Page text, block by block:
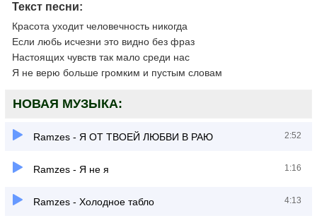
Текст песни:
Красота уходит человечность никогда
Если любь исчезни это видно без фраз
Настоящих чувств так мало среди нас
Я не верю больше громким и пустым словам
НОВАЯ МУЗЫКА:
Ramzes - Я ОТ ТВОЕЙ ЛЮБВИ В РАЮ 2:52
Ramzes - Я не я 1:16
Ramzes - Холодное табло 4:13